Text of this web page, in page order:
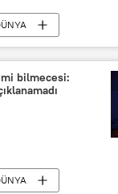
Joe Biden
bilmecesi: